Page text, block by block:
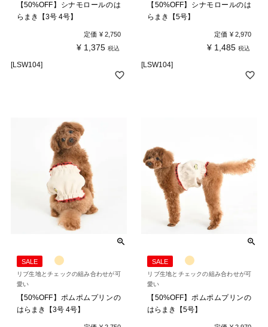
【50%OFF】シナモロールのは
らまき【3号 4号】
定価 ¥ 2,750
¥ 1,375 税込
[LSW104]
【50%OFF】シナモロールのは
らまき【5号】
定価 ¥ 2,970
¥ 1,485 税込
[LSW104]
SALE
リブ生地とチェックの組み合わせが可
愛い
【50%OFF】ポムポムプリンの
はらまき【3号 4号】
SALE
リブ生地とチェックの組み合わせが可
愛い
【50%OFF】ポムポムプリンの
はらまき【5号】